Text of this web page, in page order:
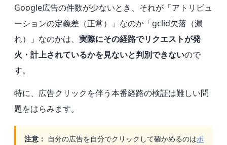
Google広告の件数が少ないとき、それが「アトリビュ
ーションの定義差（正常）」なのか「gclid欠落（漏
れ）」なのかは、 実際にその経路でリクエストが発
火・計上されているかを見ないと判別できないので
す。
特に、広告クリックを伴う本番経路の検証は難しい問
題をはらみます。
注意： 自分の広告を自分でクリックして確かめるのはポ